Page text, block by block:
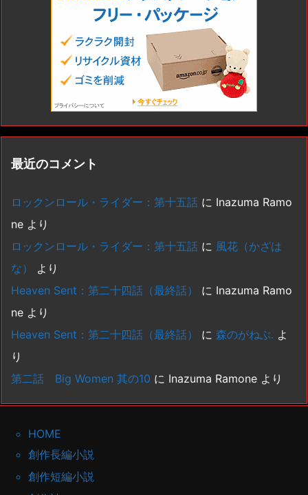
最近のコメント
ロックンロール・ライダー：第十五話 に Inazuma Ramo
ne より
ロックンロール・ライダー：第十五話 に 風花（かざは
な）
より
Heaven Sent：第二十四話（最終話）
に Inazuma Ramo
ne より
Heaven Sent：第二十四話（最終話）
に 森のがねぶ. よ
り
第二話 Big Women 其の10 に Inazuma Ramone より
HOME
創作長編小説
創作短編小説